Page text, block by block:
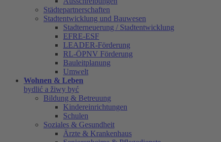
Städtepartnerschaften
Stadtentwicklung und Bauwesen
Stadterneuerung / Stadtentwicklung
EFRE-ESF
LEADER-Förderung
RL-ÖPNV Förderung
Bauleitplanung
Umwelt
Wohnen & Leben
bydlić a žiwy być
Bildung & Betreuung
Kindereinrichtungen
Schulen
Soziales & Gesundheit
Ärzte & Krankenhaus